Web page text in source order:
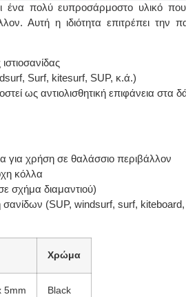
ένα πολύ ευπροσάρμοστο υλικό που
Αυτή η ιδιότητα επιτρέπει
Surf, kitesurf, SUP, κ.ά.)
ως αντιολισθητική επιφάνεια στα
για χρήση σε θαλάσσιο περιβάλλον
κόλλα
σχήμα διαμαντιού)
(SUP, windsurf, surf,
Χρώμα
5mm Black